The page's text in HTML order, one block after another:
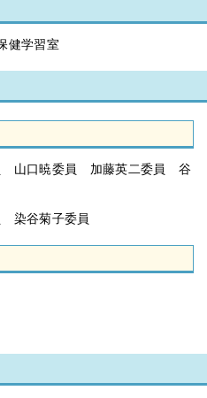
健学習室
山口暁委員 加藤英二委員 谷
染谷菊子委員